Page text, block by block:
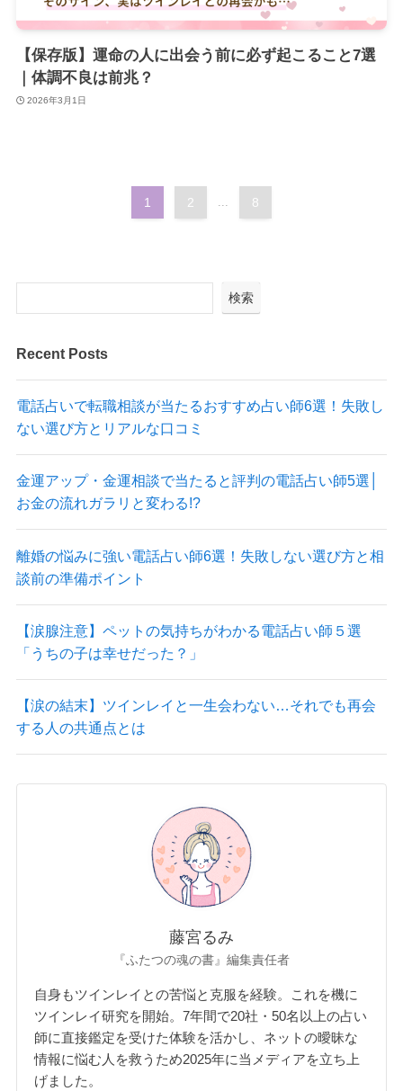
【保存版】運命の人に出会う前に必ず起こること7選
｜体調不良は前兆？
2026年3月1日
1 2 ... 8
検索
Recent Posts
電話占いで転職相談が当たるおすすめ占い師6選！失敗し
ない選び方とリアルな口コミ
金運アップ・金運相談で当たると評判の電話占い師5選│
お金の流れガラリと変わる!?
離婚の悩みに強い電話占い師6選！失敗しない選び方と相
談前の準備ポイント
【涙腺注意】ペットの気持ちがわかる電話占い師５選
「うちの子は幸せだった？」
【涙の結末】ツインレイと一生会わない…それでも再会
する人の共通点とは
藤宮るみ
『ふたつの魂の書』編集責任者
自身もツインレイとの苦悩と克服を経験。これを機に
ツインレイ研究を開始。7年間で20社・50名以上の占い
師に直接鑑定を受けた体験を活かし、ネットの曖昧な
情報に悩む人を救うため2025年に当メディアを立ち上
げました。